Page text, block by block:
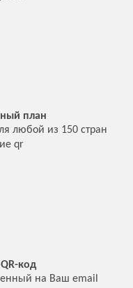
план
любой из 150 стран
код
на Ваш email